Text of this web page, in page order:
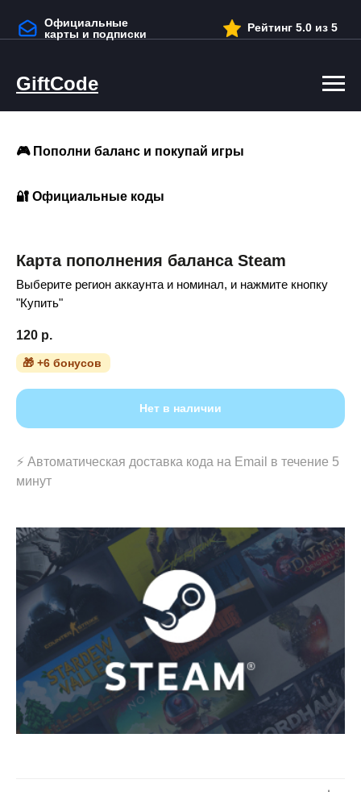
карты и подписки
Гарантия на весь товар
Рейтинг 5.0 из 5
GiftCode
🎮 Пополни баланс и покупай игры
🔐 Официальные коды
Карта пополнения баланса Steam
Выберите регион аккаунта и номинал, и нажмите кнопку
"Купить"
120 р.
🎁 +6 бонусов
Нет в наличии
⚡️ Автоматическая доставка кода на Email в течение 5
минут